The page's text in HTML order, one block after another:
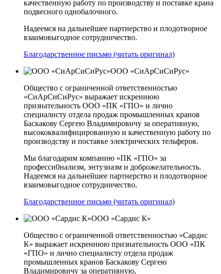
качественную работу по производству и поставке крана
подвесного однобалочного.
Надеемся на дальнейшее партнерство и плодотворное
взаимовыгодное сотрудничество.
Благодарственное письмо (читать оригинал)
ООО «СиАрСиСиРус»
Общество с ограниченной ответственностью
«СиАрСиСиРус» выражает искреннюю
признательность ООО «ПК «ГПО» и лично
специалисту отдела продаж промышленных кранов
Баскакову Сергею Владимировичу за оперативную,
высококвалифицированную и качественную работу по
производству и поставке электрических тельферов.
Мы благодарим компанию «ПК «ГПО» за
професси0нализм, энтузиазм и доброжелательность.
Надеемся на дальнейшее партнерство и плодотворное
взаимовыгодное сотрудничество.
Благодарственное письмо (читать оригинал)
ООО «Сардис К»
Общество с ограниченной ответственностью «Сардис
К» выражает искреннюю признательность ООО «ПК
«ГПО» и лично специалисту отдела продаж
промышленных кранов Баскакову Сергею
Владимировичу за оперативную,